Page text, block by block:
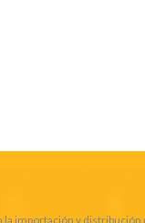
la importación y